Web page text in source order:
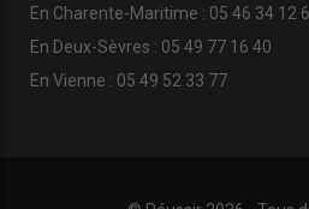
En Charente-Maritime : 05 46 34 12
En Deux-Sèvres : 05 49 77 16 40
En Vienne : 05 49 52 33 77